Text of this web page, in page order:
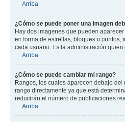
Arriba
¿Cómo se puede poner una imagen
Hay dos imagenes que pueden
en forma de estrellas, bloques o
cada usuario. Es la administración
Arriba
¿Cómo se puede cambiar mi rango?
Rangos, los cuales aparecen debajo
rango directamente ya que está
reducirán el número de publicaciones
Arriba